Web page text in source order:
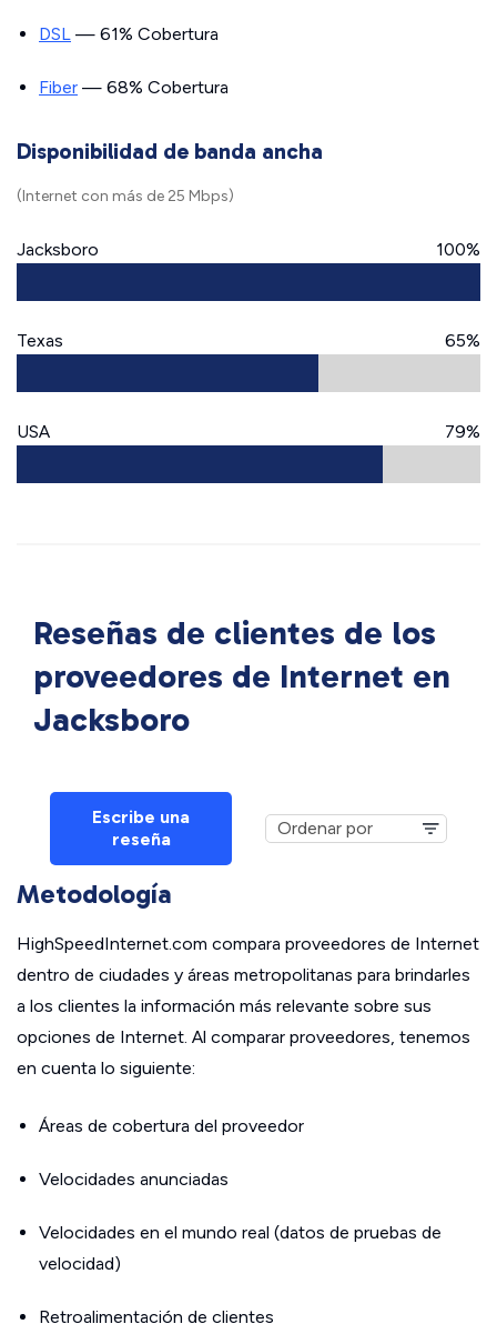
DSL — 61% Cobertura
Fiber — 68% Cobertura
Disponibilidad de banda ancha
(Internet con más de 25 Mbps)
Jacksboro 100%
Texas 65%
USA 79%
Reseñas de clientes de los
proveedores de Internet en
Jacksboro
Escribe una
reseña
Metodología
HighSpeedInternet.com compara proveedores de Internet
dentro de ciudades y áreas metropolitanas para brindarles
a los clientes la información más relevante sobre sus
opciones de Internet. Al comparar proveedores, tenemos
en cuenta lo siguiente:
Áreas de cobertura del proveedor
Velocidades anunciadas
Velocidades en el mundo real (datos de pruebas de
velocidad)
Retroalimentación de clientes